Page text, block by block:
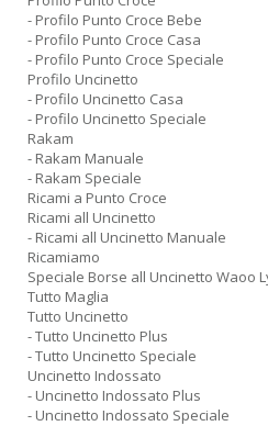
- Profilo Punto Croce Bebe
- Profilo Punto Croce Casa
- Profilo Punto Croce Speciale
Profilo Uncinetto
- Profilo Uncinetto Casa
- Profilo Uncinetto Speciale
Rakam
- Rakam Manuale
- Rakam Speciale
Ricami a Punto Croce
Ricami all Uncinetto
- Ricami all Uncinetto Manuale
Ricamiamo
Speciale Borse all Uncinetto Waoo
Tutto Maglia
Tutto Uncinetto
- Tutto Uncinetto Plus
- Tutto Uncinetto Speciale
Uncinetto Indossato
- Uncinetto Indossato Plus
- Uncinetto Indossato Speciale